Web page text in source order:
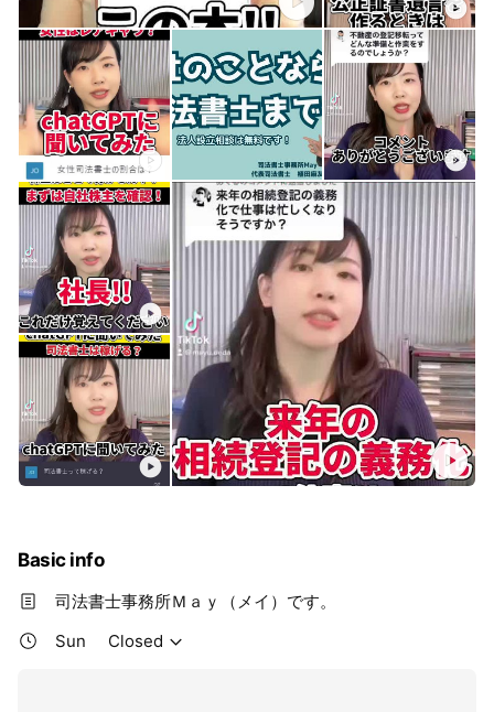
Basic info
司法書士事務所Ｍａｙ（メイ）です。
Sun
Closed